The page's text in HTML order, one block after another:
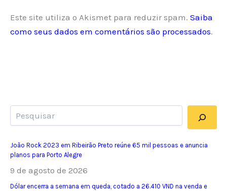
Este site utiliza o Akismet para reduzir spam. Saiba
como seus dados em comentários são processados.
João Rock 2023 em Ribeirão Preto reúne 65 mil pessoas e anuncia
planos para Porto Alegre
9 de agosto de 2026
Dólar encerra a semana em queda, cotado a 26.410 VND na venda e